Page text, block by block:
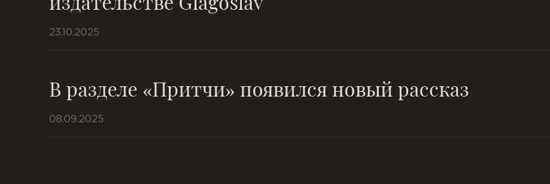
23.10.2025
В разделе «Притчи» появился новый рассказ
08.09.2025